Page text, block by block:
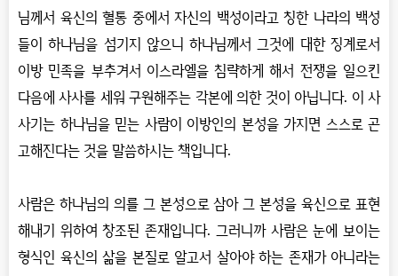
님께서 육신의 혈통 중에서 자신의 백성이라고 칭한 나라의 백성
들이 하나님을 섬기지 않으니 하나님께서 그것에 대한 징계로서
이방 민족을 부추겨서 이스라엘을 침략하게 해서 전쟁을 일으킨
다음에 사사를 세워 구원해주는 각본에 의한 것이 아닙니다. 이 사
사기는 하나님을 믿는 사람이 이방인의 본성을 가지면 스스로 곤
고해진다는 것을 말씀하시는 책입니다.
사람은 하나님의 의를 그 본성으로 삼아 그 본성을 육신으로 표현
해내기 위하여 창조된 존재입니다. 그러니까 사람은 눈에 보이는
형식인 육신의 삶을 본질로 알고서 살아야 하는 존재가 아니라는